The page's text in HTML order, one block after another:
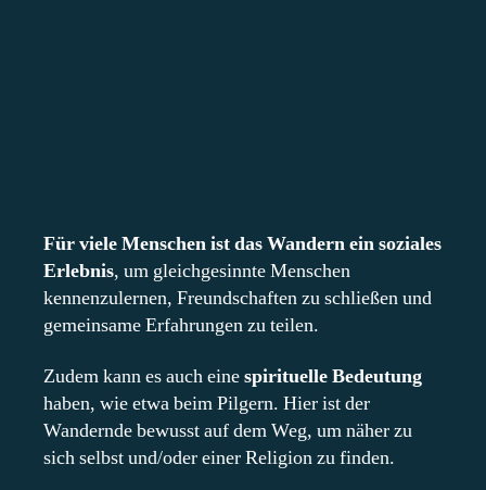
Für viele Menschen ist das Wandern ein soziales
Erlebnis, um gleichgesinnte Menschen
kennenzulernen, Freundschaften zu schließen und
gemeinsame Erfahrungen zu teilen.
Zudem kann es auch einespirituelle Bedeutung
haben, wie etwa beim Pilgern. Hier ist der
Wandernde bewusst auf dem Weg, um näher zu
sich selbst und/oder einer Religion zu finden.